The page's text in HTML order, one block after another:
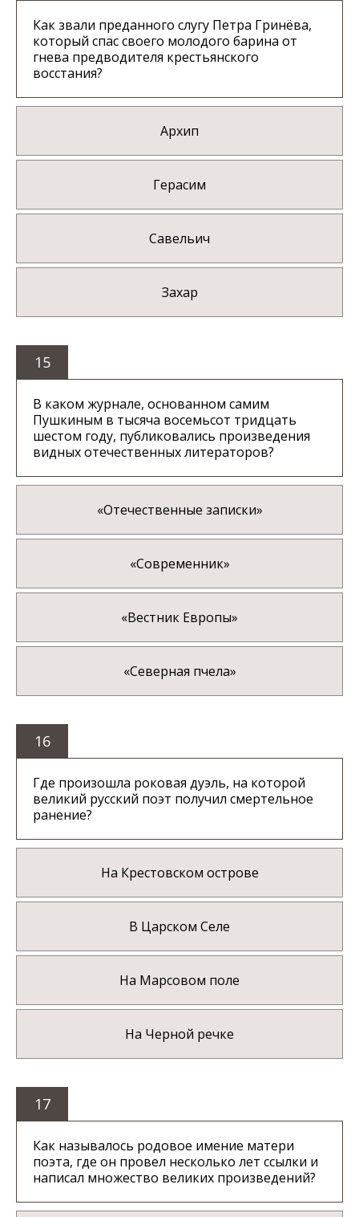
Как звали преданного слугу Петра Гринёва,
который спас своего молодого барина от
гнева предводителя крестьянского
восстания?
Архип
Герасим
Савельич
Захар
15
В каком журнале, основанном самим
Пушкиным в тысяча восемьсот тридцать
шестом году, публиковались произведения
видных отечественных литераторов?
«Отечественные записки»
«Современник»
«Вестник Европы»
«Северная пчела»
16
Где произошла роковая дуэль, на которой
великий русский поэт получил смертельное
ранение?
На Крестовском острове
В Царском Селе
На Марсовом поле
На Черной речке
17
Как называлось родовое имение матери
поэта, где он провел несколько лет ссылки и
написал множество великих произведений?